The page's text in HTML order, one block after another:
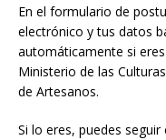
En el formulario de
electrónico y tus datos
automáticamente si
Ministerio de las
de Artesanos.
Si lo eres, puedes